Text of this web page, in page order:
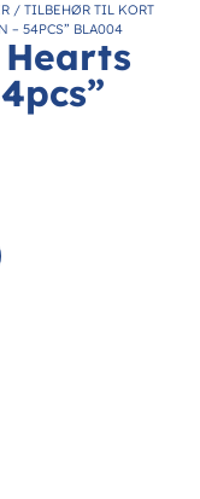
/ TILBEHØR TIL KORT
– 54PCS” BLA004
Hearts